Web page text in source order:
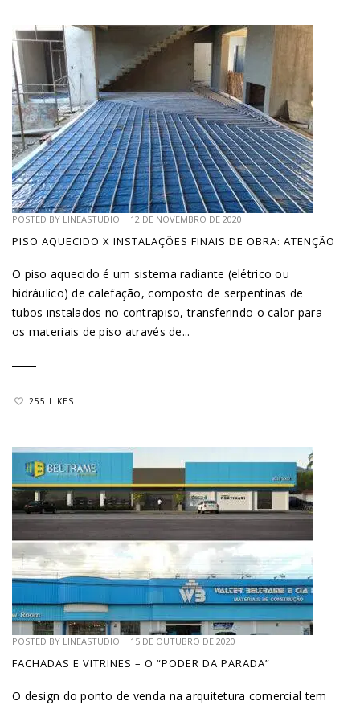
POSTED BY LINEASTUDIO | 12 DE NOVEMBRO DE 2020
PISO AQUECIDO X INSTALAÇÕES FINAIS DE OBRA: ATENÇÃO
O piso aquecido é um sistema radiante (elétrico ou
hidráulico) de calefação, composto de serpentinas de
tubos instalados no contrapiso, transferindo o calor para
os materiais de piso através de...
255 LIKES
POSTED BY LINEASTUDIO | 15 DE OUTUBRO DE 2020
FACHADAS E VITRINES – O “PODER DA PARADA”
O design do ponto de venda na arquitetura comercial tem